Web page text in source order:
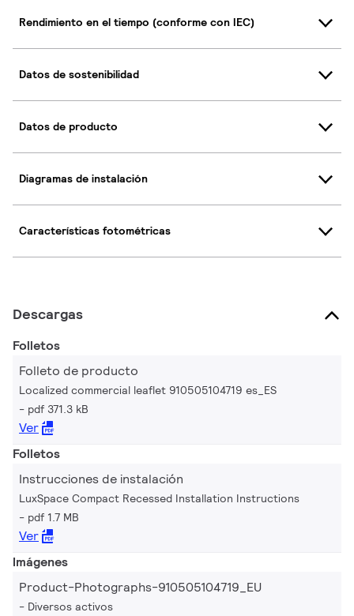
Rendimiento en el tiempo (conforme con IEC)
Datos de sostenibilidad
Datos de producto
Diagramas de instalación
Características fotométricas
Descargas
Folletos
Folleto de producto
Localized commercial leaflet 910505104719 es_ES
pdf 371.3 kB
Ver
Folletos
Instrucciones de instalación
LuxSpace Compact Recessed Installation Instructions
pdf 1.7 MB
Ver
Imágenes
Product-Photographs-910505104719_EU
Diversos activos